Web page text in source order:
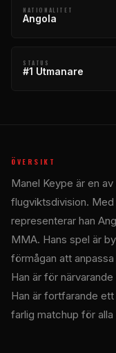
NATIONALITET
Angola
STATUS
#1 Utmanare
ÖVERSIKT
Manel Keype är en
flugviktsdivision.
representerar han
MMA. Hans spel är
förmågan att
Han är för
Han är fortfarande
farlig matchup för alla